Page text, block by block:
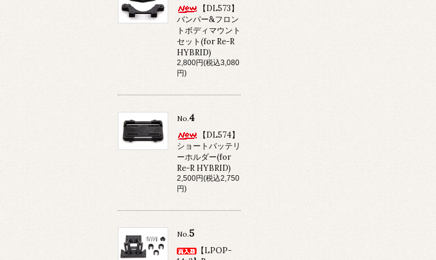
【DL573】
バンパー&フロン
トボディマウント
セット(for Re-R
HYBRID)
2,800円(税込3,080
円)
No.4
【DL574】
ショートバッテリ
ーホルダー(for
Re-R HYBRID)
2,500円(税込2,750
円)
No.5
【LPOP-